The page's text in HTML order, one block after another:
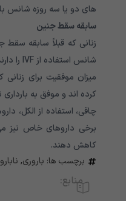
های دو یا سه روزه شانس
سابقه سقط جنین
زنانی که قبلاً سابقه سقط
شانس استفاده از IVF را دارند.
کرده اند و موفق به
چاقی، استفاده از الکل،
برخی داروهای خاص نیز
کاهش دهند.
برچسب ها: باروری,
منابع: